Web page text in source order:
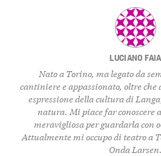
LUCIANO FAIA
Nato a Torino, ma legato da
cantiniere e appassionato, oltre che
espressione della cultura di
natura. Mi piace far conoscere
meravigliosa per guardarla con
Attualmente mi occupo di teatro a
Onda Larsen.